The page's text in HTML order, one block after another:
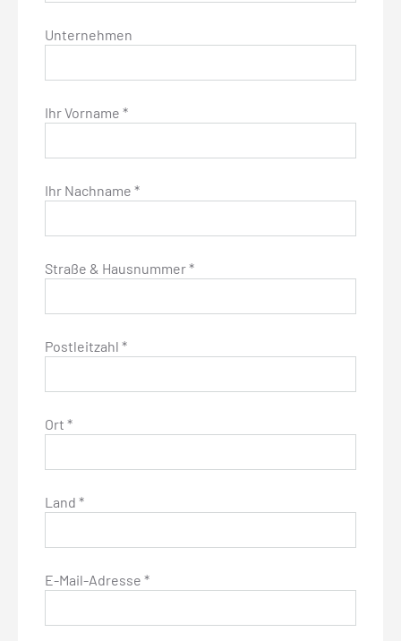
Unternehmen
Ihr Vorname *
Ihr Nachname *
Straße & Hausnummer *
Postleitzahl *
Ort *
Land *
E-Mail-Adresse *